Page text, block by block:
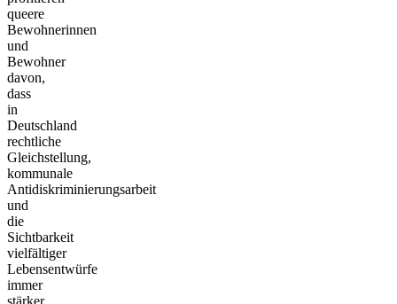
queere
Bewohnerinnen
und
Bewohner
davon,
dass
in
Deutschland
rechtliche
Gleichstellung,
kommunale
Antidiskriminierungsarbeit
und
die
Sichtbarkeit
vielfältiger
Lebensentwürfe
immer
stärker